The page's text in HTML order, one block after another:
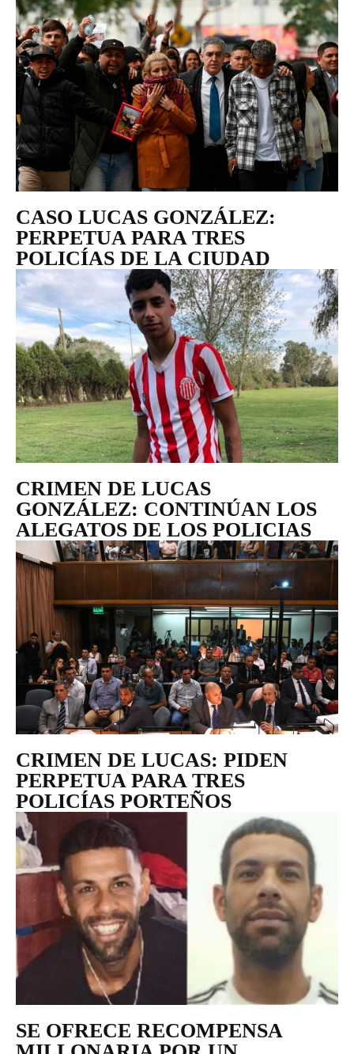
CASO LUCAS GONZÁLEZ:
PERPETUA PARA TRES
POLICÍAS DE LA CIUDAD
CRIMEN DE LUCAS
GONZÁLEZ: CONTINÚAN LOS
ALEGATOS DE LOS POLICIAS
CRIMEN DE LUCAS: PIDEN
PERPETUA PARA TRES
POLICÍAS PORTEÑOS
SE OFRECE RECOMPENSA